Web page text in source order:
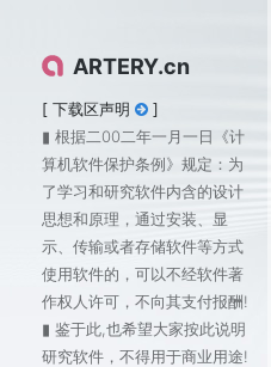
ARTERY.cn
[ 下载区声明
]
▮ 根据二00二年一月一日《计
算机软件保护条例》规定：为
了学习和研究软件内含的设计
思想和原理，通过安装、显
示、传输或者存储软件等方式
使用软件的，可以不经软件著
作权人许可，不向其支付报酬!
▮ 鉴于此,也希望大家按此说明
研究软件，不得用于商业用途!